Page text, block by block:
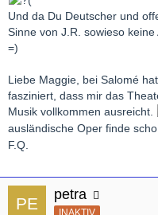
Und da Du Deutscher und
Sinne von J.R. sowieso
=)
Liebe Maggie, bei Salomé
fasziniert, dass mir das
Musik vollkommen ausreicht.
ausländische Oper finde
F.Q.
petra
INAKTIV